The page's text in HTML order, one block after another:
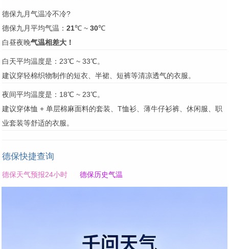
德保九月气温冷不冷?
德保九月平均气温： 21℃ ~ 30℃
白昼夜晚气温相差大！
白天平均温度是：23℃ ~ 33℃。
建议穿轻棉织物制作的短衣、半裙、短裤等清凉透气的衣服。
夜间平均温度是：18℃ ~ 23℃。
建议穿体恤 + 单层棉麻面料的套装、T恤衫、薄牛仔衫裤、休闲服、职
业套装等舒适的衣服。
德保快捷查询
德保天气预报24小时 德保历史气温